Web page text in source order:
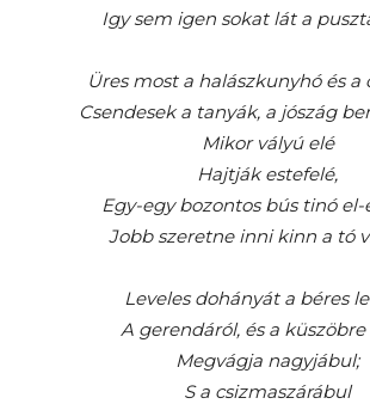
Igy sem igen sokat lát a
Üres most a halászkunyhó és a
Csendesek a tanyák, a jószág
Mikor vályú elé
Hajtják estefelé,
Egy-egy bozontos bús tinó el-
Jobb szeretne inni kinn a tó
Leveles dohányát a béres
A gerendáról, és a küszöbre
Megvágja nagyjábul;
S a csizmaszárábul